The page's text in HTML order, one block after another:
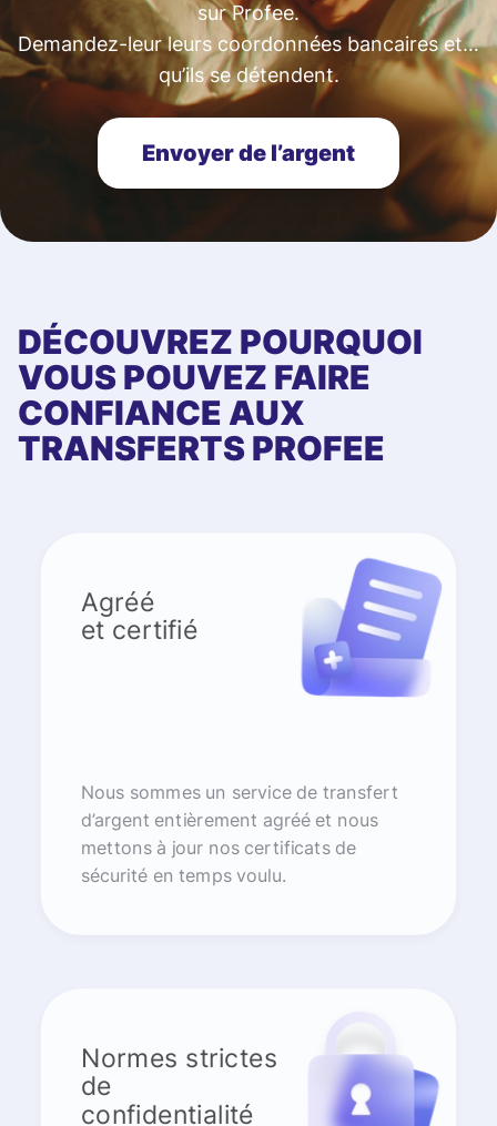
sur Profee.
Demandez-leur leurs coordonnées bancaires et…
qu’ils se détendent.
Envoyer de l’argent
DÉCOUVREZ POURQUOI
VOUS POUVEZ FAIRE
CONFIANCE AUX
TRANSFERTS PROFEE
Agréé
et certifié
Nous sommes un service de transfert
d’argent entièrement agréé et nous
mettons à jour nos certificats de
sécurité en temps voulu.
Normes strictes
de
confidentialité